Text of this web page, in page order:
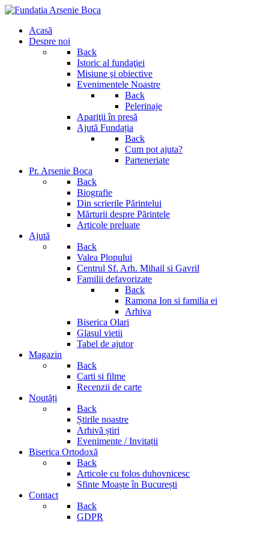
Acasă
Despre noi
Back
Istoric al fundaţiei
Misiune şi obiective
Evenimentele Noastre
Back
Pelerinaje
Apariţii în presă
Ajută Fundația
Back
Cum pot ajuta?
Parteneriate
Pr. Arsenie Boca
Back
Biografie
Din scrierile Părintelui
Mărturii despre Părintele
Articole preluate
Ajută
Back
Valea Plopului
Centrul Sf. Arh. Mihail si Gavril
Familii defavorizate
Back
Ramona Ion si familia ei
Arhiva
Biserica Olari
Glasul vietii
Tabel de ajutor
Magazin
Back
Carti si filme
Recenzii de carte
Noutăți
Back
Știrile noastre
Arhivă știri
Evenimente / Invitații
Biserica Ortodoxă
Back
Articole cu folos duhovnicesc
Sfinte Moaște în București
Contact
Back
GDPR